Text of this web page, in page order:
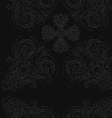
【舞台】ニコ生
2012.05.07
【舞台】キャス
【舞台】キャス
【舞台】キャス